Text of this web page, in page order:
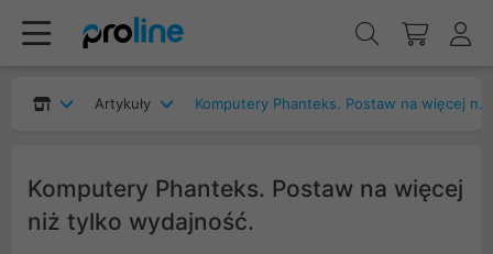
Artykuły Komputery Phanteks. Postaw na więcej niż tylko wydajność.
Komputery Phanteks. Postaw na więcej
niż tylko wydajność.